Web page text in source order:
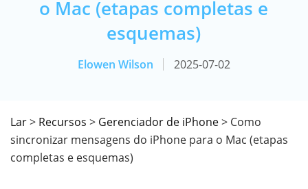
o Mac (etapas completas e
esquemas)
Elowen Wilson 2025-07-02
Lar> Recursos > Gerenciador de iPhone> Como
sincronizar mensagens do iPhone para o Mac (etapas
completas e esquemas)